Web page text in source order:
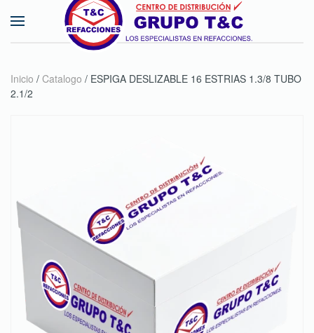
Skip to main content
Inicio / Catalogo / ESPIGA DESLIZABLE 16 ESTRIAS 1.3/8 TUBO
2.1/2